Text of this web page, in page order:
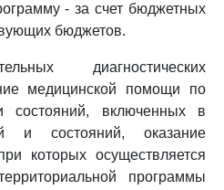
- за счет бюджетных
бюджетов.
диагностических
медицинской помощи по
состояний, включенных в
и состояний, оказание
которых осуществляется
программы